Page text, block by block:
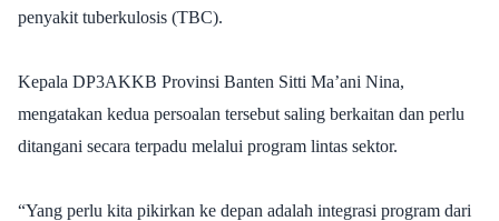
penyakit tuberkulosis (TBC).
Kepala DP3AKKB Provinsi Banten Sitti Ma’ani Nina,
mengatakan kedua persoalan tersebut saling berkaitan dan perlu
ditangani secara terpadu melalui program lintas sektor.
“Yang perlu kita pikirkan ke depan adalah integrasi program dari